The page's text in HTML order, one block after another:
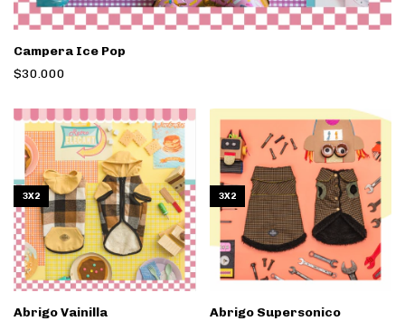
Campera Ice Pop
$30.000
3X2
Abrigo Vainilla
3X2
Abrigo Supersonico